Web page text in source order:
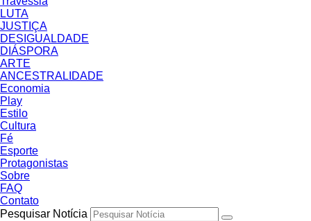
LUTA
JUSTIÇA
DESIGUALDADE
DIÁSPORA
ARTE
ANCESTRALIDADE
Economia
Play
Estilo
Cultura
Fé
Esporte
Protagonistas
Sobre
FAQ
Contato
Pesquisar Notícia